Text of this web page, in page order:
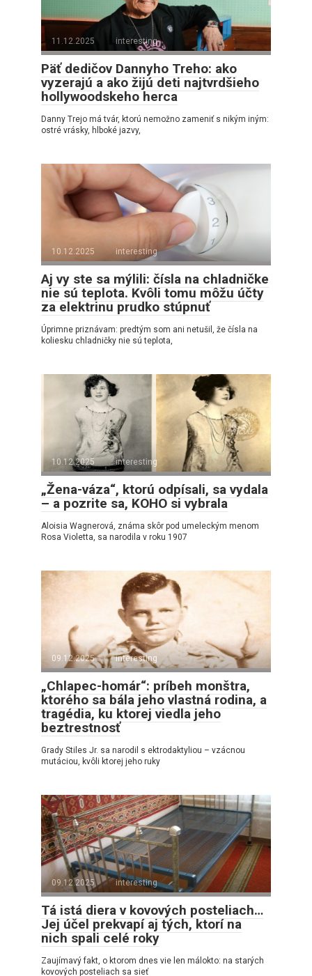
11.12.2025 interesting
Päť dedičov Dannyho Treho: ako
vyzerajú a ako žijú deti najtvrdšieho
hollywoodskeho herca
Danny Trejo má tvár, ktorú nemožno zameniť s nikým iným:
ostré vrásky, hlboké jazvy,
10.12.2025 interesting
Aj vy ste sa mýlili: čísla na chladničke
nie sú teplota. Kvôli tomu môžu účty
za elektrinu prudko stúpnuť
Úprimne priznávam: predtým som ani netušil, že čísla na
koliesku chladničky nie sú teplota,
10.12.2025 interesting
„Žena-váza“, ktorú odpísali, sa vydala
– a pozrite sa, KOHO si vybrala
Aloisia Wagnerová, známa skôr pod umeleckým menom
Rosa Violetta, sa narodila v roku 1907
09.12.2025 interesting
„Chlapec-homár“: príbeh monštra,
ktorého sa bála jeho vlastná rodina, a
tragédia, ku ktorej viedla jeho
beztrestnosť
Grady Stiles Jr. sa narodil s ektrodaktyliou – vzácnou
mutáciou, kvôli ktorej jeho ruky
09.12.2025 interesting
Tá istá diera v kovových posteliach…
Jej účel prekvapí aj tých, ktorí na
nich spali celé roky
Zaujímavý fakt, o ktorom dnes vie len málokto: na starých
kovových posteliach sa sieť